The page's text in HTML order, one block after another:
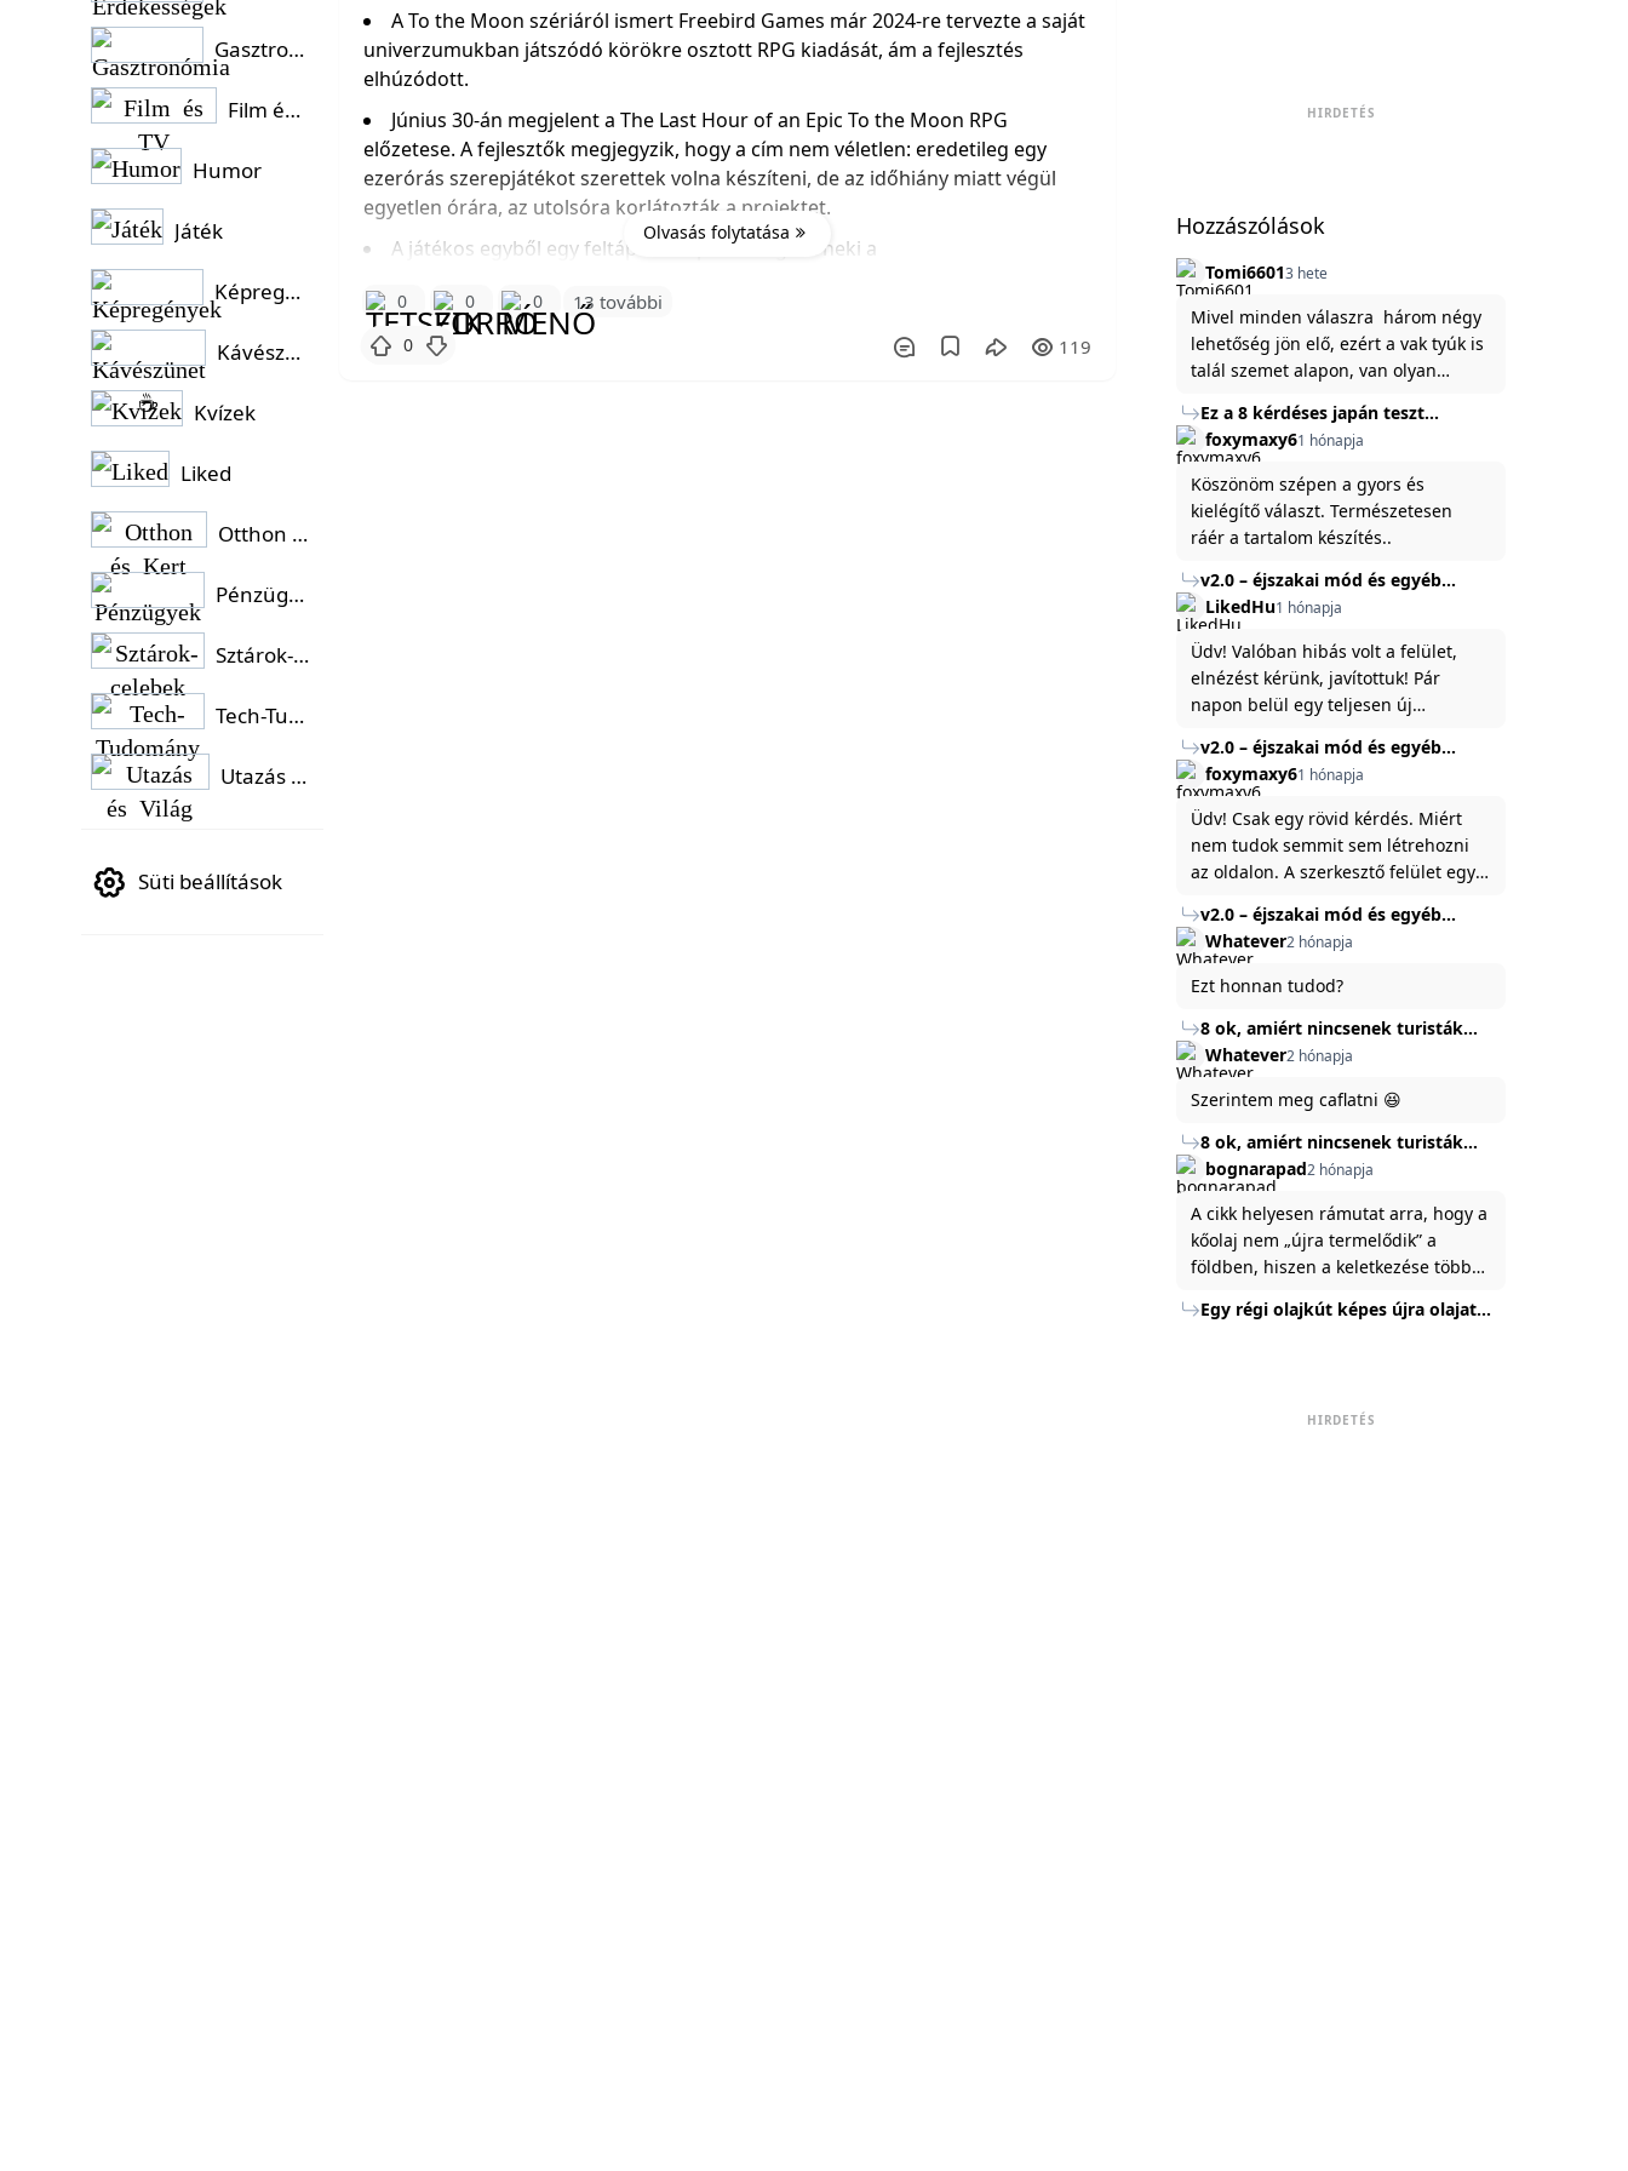
A To the Moon szériáról ismert Freebird Games már 2024-re tervezte a saját
univerzumukban játszódó körökre osztott RPG kiadását, ám a fejlesztés
elhúzódott.
Június 30-án megjelent a The Last Hour of an Epic To the Moon RPG
előzetese. A fejlesztők megjegyzik, hogy a cím nem véletlen: eredetileg egy
ezerórás szerepjátékot szerettek volna készíteni, de az időhiány miatt végül
egyetlen órára, az utolsóra korlátozták a projektet.
A játékos egyből egy feltápolt csapattal vághat neki a
Olvasás folytatása
0 0 0 13 további
0 119
HIRDETÉS
Hozzászólások
Tomi66013 hete
Mivel minden válaszra három négy
lehetőség jön elő, ezért a vak tyúk is
talál szemet alapon, van olyan
Ez a 8 kérdéses japán teszt
hibátlanul feltárja az igazságot
rólad
foxymaxy61 hónapja
Köszönöm szépen a gyors és
kielégítő választ. Természetesen
ráér a tartalom készítés..
v2.0 – éjszakai mód és egyéb
fejlesztések
LikedHu1 hónapja
Üdv! Valóban hibás volt a felület,
elnézést kérünk, javítottuk! Pár
napon belül egy teljesen új
weboldal legújabb, 3.0-ás verzióját,
és vélhetően ez zavart be kicsit.Egy
baráti megjegyzés: ha nem fontos
és tud várni néhány napot a
tartalom, amit készíteni
szeretnél, inkább várj néhány napot,
mert ég és föld lesz a különbség a
jelenlegi rendszer és az új között -
legfőképpen egyébként épp
tartalomkészítési szempontból! :)
v2.0 – éjszakai mód és egyéb
fejlesztések
foxymaxy61 hónapja
Üdv! Csak egy rövid kérdés. Miért
nem tudok semmit sem létrehozni
az oldalon. A szerkesztő felület egy
Köszönöm ha válaszoltok.
v2.0 – éjszakai mód és egyéb
fejlesztések
Whatever2 hónapja
Ezt honnan tudod?
8 ok, amiért nincsenek turisták
Törökország Fekete-tenger felőli
partján
Whatever2 hónapja
Szerintem meg caflatni 😆
8 ok, amiért nincsenek turisták
Törökország Fekete-tenger felőli
partján
bognarapad2 hónapja
A cikk helyesen rámutat arra, hogy a
kőolaj nem „újra termelődik” a
földben, hiszen a keletkezése több
Energiaügyi Minisztériuma szerint a
nyomáskülönbség kiegyenlítődik,
Egy régi olajkút képes újra olajat
HIRDETÉS
Gasztronómia
Film és TV
Humor
Játék
Képregények
Kávészünet ☕
Kvízek
Liked
Otthon és Kert
Pénzügyek
Sztárok-celebek
Tech-Tudomány
Utazás és Világ
Süti beállítások